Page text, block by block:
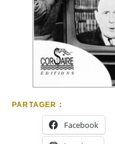
PARTAGER :
Facebook